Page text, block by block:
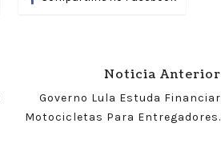
Noticia Anterior
Governo Lula Estuda Financiar
Motocicletas Para Entregadores.